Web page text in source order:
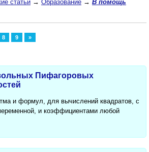
статьи → Образование → В помощь
8 9 »
Пифагоровых
и формул, для вычислений квадратов, с
и коэффициентами любой